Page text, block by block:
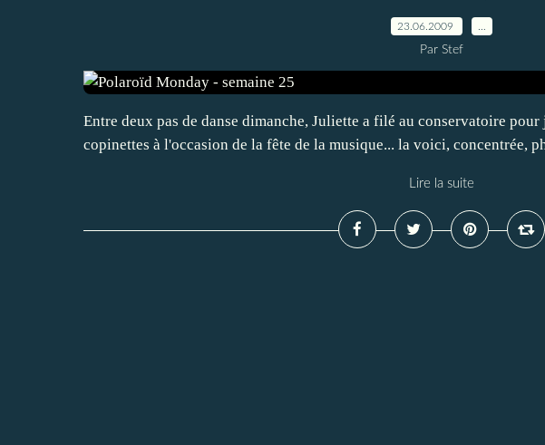
23.06.2009
Par Stef
Entre deux pas de danse dimanche, Juliette a filé au conservatoire
copinettes à l'occasion de la fête de la musique... la voici, concentrée,
Lire la suite